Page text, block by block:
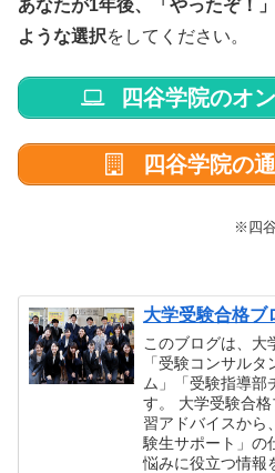
あなたが1年後、「やったぞ！
ような選択をしてください。
四谷学院のオ
四谷学院の
※四
大学受験合格ブ
このブログは、大
「受験コンサル
ム」「受験指導部
す。 大学受験合
習アドバイスから
験生サポート」の
悩みに役立つ情報